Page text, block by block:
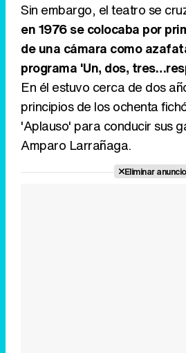
Sin embargo, el teatro se
en 1976 se colocaba por
de una cámara como
programa 'Un, dos,
En él estuvo cerca de dos
principios de los ochenta
'Aplauso' para conducir sus
Amparo Larrañaga.
Eliminar